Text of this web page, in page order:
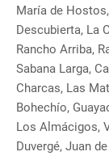
María de
Descubierta, La
Rancho Arriba,
Sabana Larga,
Charcas, Las
Bohechío,
Los Almácigos,
Duvergé, Juan